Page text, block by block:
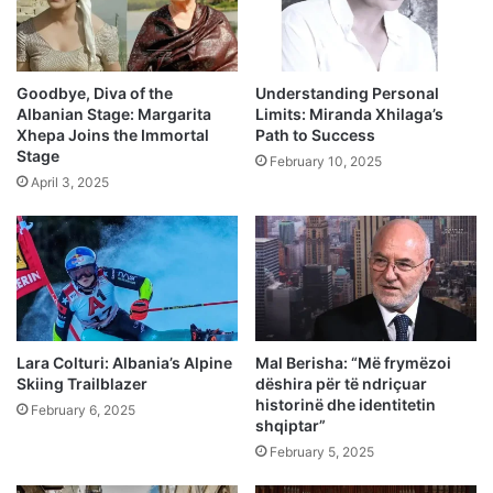
Goodbye, Diva of the
Albanian Stage: Margarita
Xhepa Joins the Immortal
Stage
April 3, 2025
Understanding Personal
Limits: Miranda Xhilaga’s
Path to Success
February 10, 2025
Lara Colturi: Albania’s Alpine
Skiing Trailblazer
February 6, 2025
Mal Berisha: “Më frymëzoi
dëshira për të ndriçuar
historinë dhe identitetin
shqiptar”
February 5, 2025